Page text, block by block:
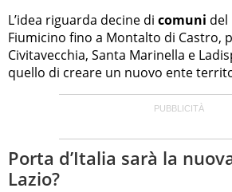
L’idea riguarda decine di comuni del
Fiumicino fino a Montalto di Castro,
Civitavecchia, Santa Marinella e
quello di creare un nuovo ente
Porta d’Italia sarà la
Lazio?